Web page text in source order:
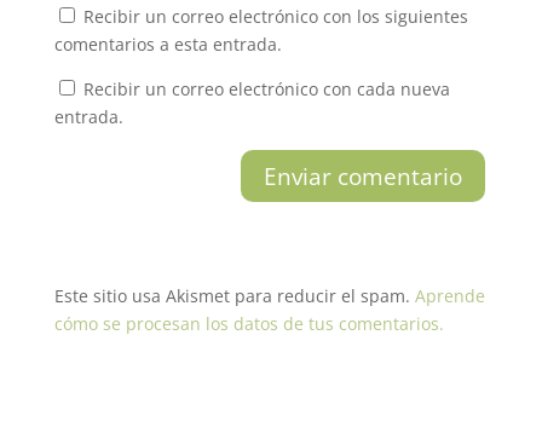
Recibir un correo electrónico con los siguientes
comentarios a esta entrada.
Recibir un correo electrónico con cada nueva
entrada.
Este sitio usa Akismet para reducir el spam. Aprende
cómo se procesan los datos de tus comentarios.